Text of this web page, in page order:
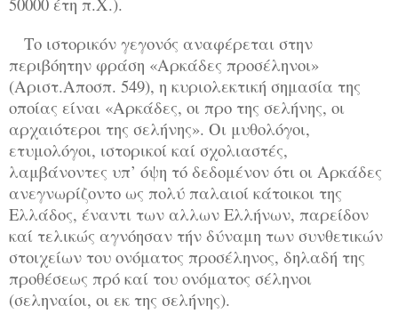
Το ιστορικόν γεγονός αναφέρεται στην
περιβόητην φράση «Αρκάδες προσέληνοι»
(Αριστ.Αποσπ. 549), η κυριολεκτική σημασία της
οποίας είναι «Αρκάδες, οι προ της σελήνης, οι
αρχαιότεροι της σελήνης». Οι μυθολόγοι,
ετυμολόγοι, ιστορικοί καί σχολιαστές,
λαμβάνοντες υπ’ όψη τό δεδομένον ότι οι Αρκάδες
ανεγνωρίζοντο ως πολύ παλαιοί κάτοικοι της
Ελλάδος, έναντι των αλλων Ελλήνων, παρείδον
καί τελικώς αγνόησαν τήν δύναμη των συνθετικών
στοιχείων του ονόματος προσέληνος, δηλαδή της
προθέσεως πρό καί του ονόματος σέληνοι
(σεληναίοι, οι εκ της σελήνης).